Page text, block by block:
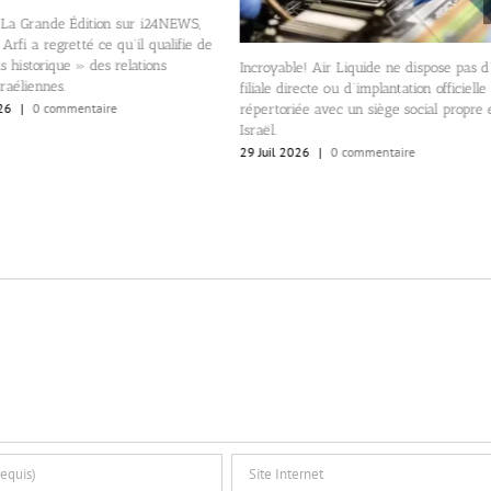
Grande Édition sur i24NEWS,
Arfi a regretté ce qu’il qualifie de
historique » des relations
| 0 commentaire
Incroyable! Air Liquide ne dispose pas
filiale directe ou d’implantation officielle
répertoriée avec un siège social propre
Israël.
29 Juil 2026 | 0 commentaire